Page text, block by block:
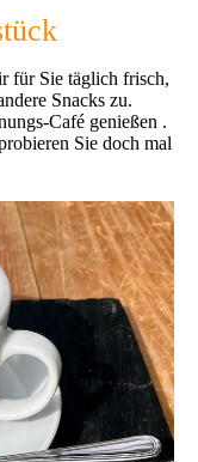
für Sie täglich frisch,
Snacks zu.
Café genießen .
Sie doch mal